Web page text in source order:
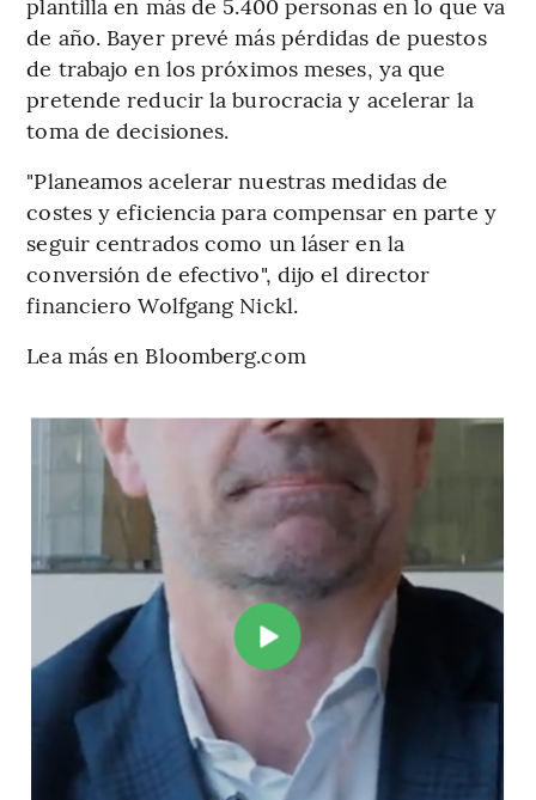
de año. Bayer prevé más pérdidas de puestos
de trabajo en los próximos meses, ya que
pretende reducir la burocracia y acelerar la
toma de decisiones.
"Planeamos acelerar nuestras medidas de
costes y eficiencia para compensar en parte y
seguir centrados como un láser en la
conversión de efectivo", dijo el director
financiero Wolfgang Nickl.
Lea más en Bloomberg.com